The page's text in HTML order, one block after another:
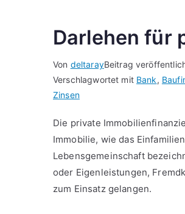
Darlehen für
Von deltarayBeitrag
Verschlagwortet mit Bank,
Zinsen
Die private
Immobilie, wie das
Lebensgemeinschaft
oder Eigenleistungen,
zum Einsatz gelangen.